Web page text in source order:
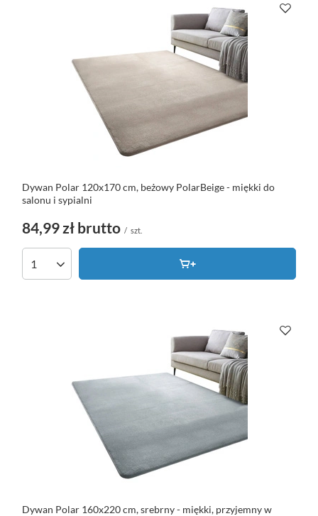
Dywan Polar 120x170 cm, beżowy PolarBeige - miękki do
salonu i sypialni
84,99 zł brutto / szt.
Dywan Polar 160x220 cm, srebrny - miękki, przyjemny w